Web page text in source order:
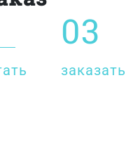
03
заказать